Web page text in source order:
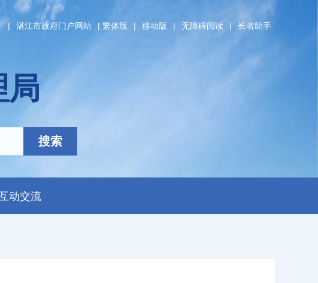
| 湛江市政府门户网站 | 繁体版 | 移动版 | 无障碍阅读 | 长者助手
局
搜索
动交流